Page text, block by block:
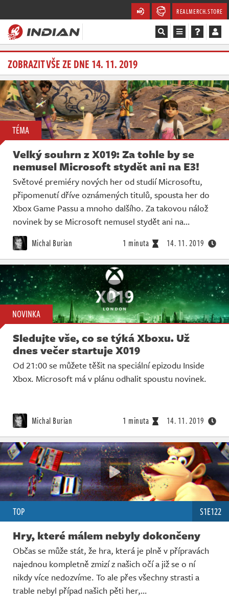
REALMERCH.STORE
Magazín
Recenze
Videa
Soutěže
Databáze
Komunita
Redakce
Živě
ZOBRAZIT VŠE ZE DNE 14. 11. 2019
TÉMA
Velký souhrn z X019: Za tohle by se
nemusel Microsoft stydět ani na E3!
Světové premiéry nových her od studií Microsoftu,
připomenutí dříve oznámených titulů, spousta her do
Xbox Game Passu a mnoho dalšího. Za takovou nálož
novinek by se Microsoft nemusel stydět ani na…
Michal Burian 1 minuta 14. 11. 2019
NOVINKA
Sledujte vše, co se týká Xboxu. Už
dnes večer startuje X019
Od 21:00 se můžete těšit na speciální epizodu Inside
Xbox. Microsoft má v plánu odhalit spoustu novinek.
Michal Burian 1 minuta 14. 11. 2019
TOP S1E122
Hry, které málem nebyly dokončeny
Občas se může stát, že hra, která je plně v přípravách
najednou kompletně zmizí z našich očí a již se o ní
nikdy více nedozvíme. To ale přes všechny strasti a
trable nebyl případ našich pěti her,…